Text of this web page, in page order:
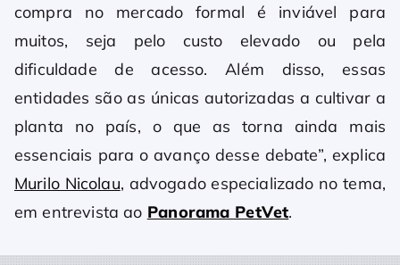
compra no mercado formal é inviável para
muitos, seja pelo custo elevado ou pela
dificuldade de acesso. Além disso, essas
entidades são as únicas autorizadas a cultivar a
planta no país, o que as torna ainda mais
essenciais para o avanço desse debate”, explica
Murilo Nicolau, advogado especializado no tema,
em entrevista ao Panorama PetVet.